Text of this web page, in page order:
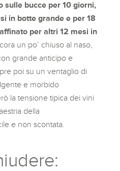
sulle bucce per 10 giorni,
in botte grande e per 18
per altri 12 mesi in
un po’ chiuso al naso,
grande anticipo e
poi su un ventaglio di
e morbido
la tensione tipica dei vini
della
e non scontata.